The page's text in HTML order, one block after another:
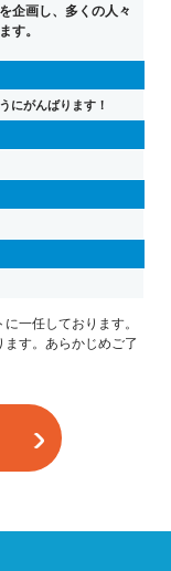
企画し、多くの人々
す。
にがんばります！
一任しております。
す。あらかじめご了